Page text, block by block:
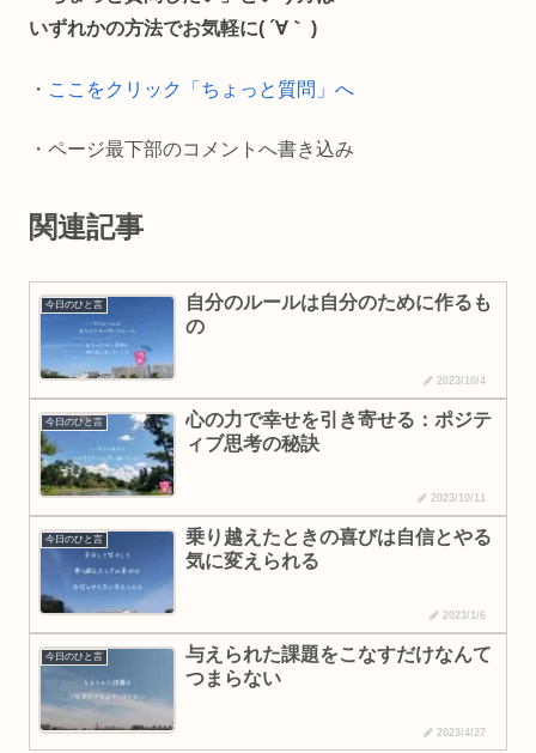
o i
いずれかの方法でお気軽に( ´∀｀ )
・ ここをクリック「ちょっと質問」へ
・ページ最下部のコメントへ書き込み
関連記事
今日のひと言
自分のルールは自分のために作るも
の
2023/10/4
今日のひと言
心の力で幸せを引き寄せる：ポジテ
ィブ思考の秘訣
2023/10/11
今日のひと言
乗り越えたときの喜びは自信とやる
気に変えられる
2023/1/6
今日のひと言
与えられた課題をこなすだけなんて
つまらない
2023/4/27